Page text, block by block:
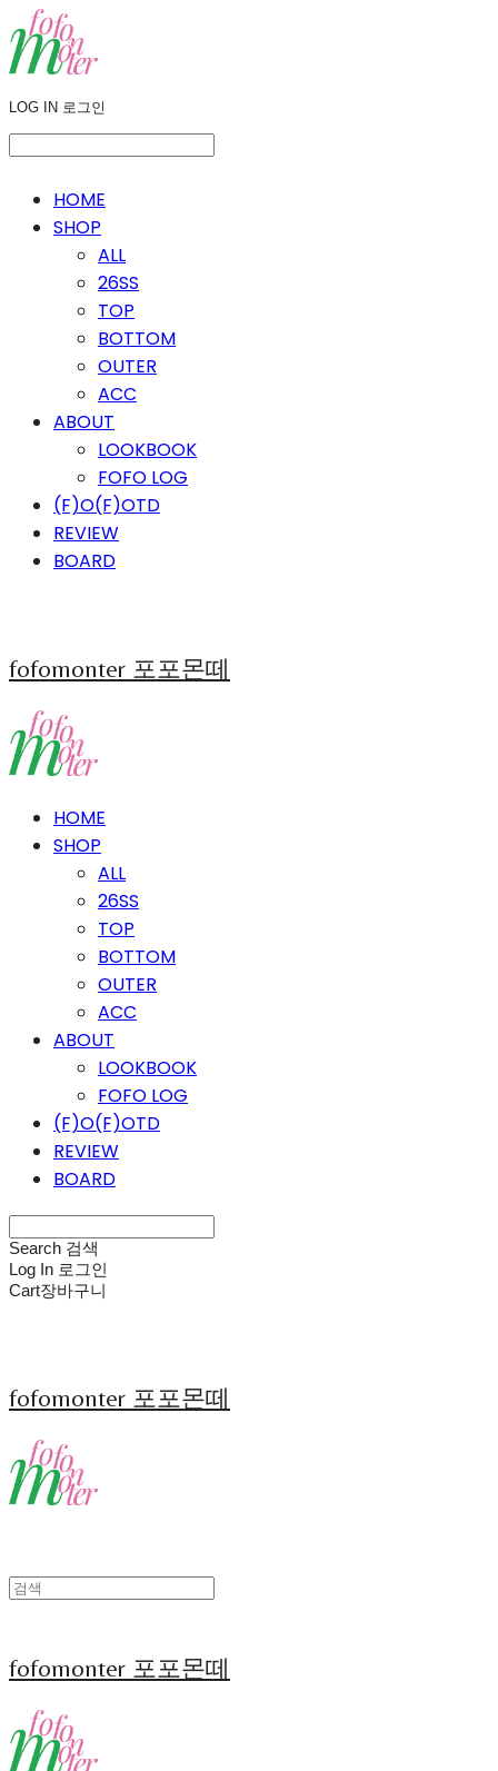
LOG IN 로그인
HOME
SHOP
ALL
26SS
TOP
BOTTOM
OUTER
ACC
ABOUT
LOOKBOOK
FOFO LOG
(F)O(F)OTD
REVIEW
BOARD
fofomonter 포포몬떼
HOME
SHOP
ALL
26SS
TOP
BOTTOM
OUTER
ACC
ABOUT
LOOKBOOK
FOFO LOG
(F)O(F)OTD
REVIEW
BOARD
Search 검색
Log In 로그인
Cart장바구니
fofomonter 포포몬떼
fofomonter 포포몬떼